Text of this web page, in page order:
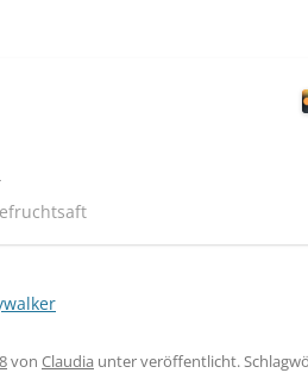
von Claudia unter veröffentlicht.